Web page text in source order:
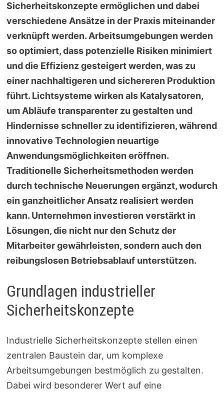
Sicherheitskonzepte ermöglichen und dabei
verschiedene Ansätze in der Praxis miteinander
verknüpft werden. Arbeitsumgebungen werden
so optimiert, dass potenzielle Risiken minimiert
und die Effizienz gesteigert werden, was zu
einer nachhaltigeren und sichereren Produktion
führt. Lichtsysteme wirken als Katalysatoren,
um Abläufe transparenter zu gestalten und
Hindernisse schneller zu identifizieren, während
innovative Technologien neuartige
Anwendungsmöglichkeiten eröffnen.
Traditionelle Sicherheitsmethoden werden
durch technische Neuerungen ergänzt, wodurch
ein ganzheitlicher Ansatz realisiert werden
kann. Unternehmen investieren verstärkt in
Lösungen, die nicht nur den Schutz der
Mitarbeiter gewährleisten, sondern auch den
reibungslosen Betriebsablauf unterstützen.
Grundlagen industrieller
Sicherheitskonzepte
Industrielle Sicherheitskonzepte stellen einen
zentralen Baustein dar, um komplexe
Arbeitsumgebungen bestmöglich zu gestalten.
Dabei wird besonderer Wert auf eine